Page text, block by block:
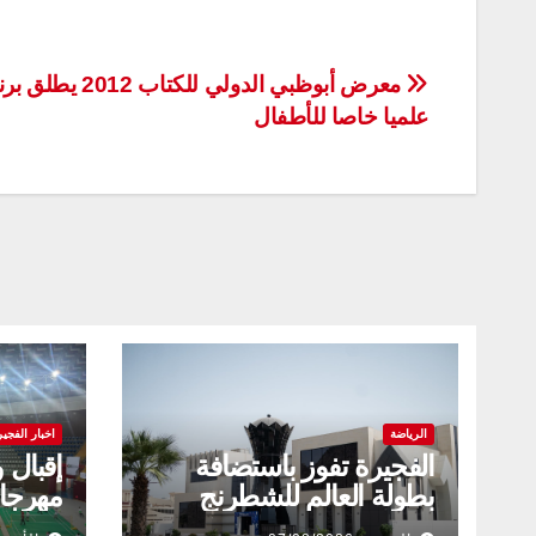
تصفّح
المقالات
معرض أبوظبي الدولي للكتاب
علميا خاصا للأطفال
الرياضة
الفجيرة تفوز باستضافة
بطولة العالم للشطرنج
للشباب
اخبار